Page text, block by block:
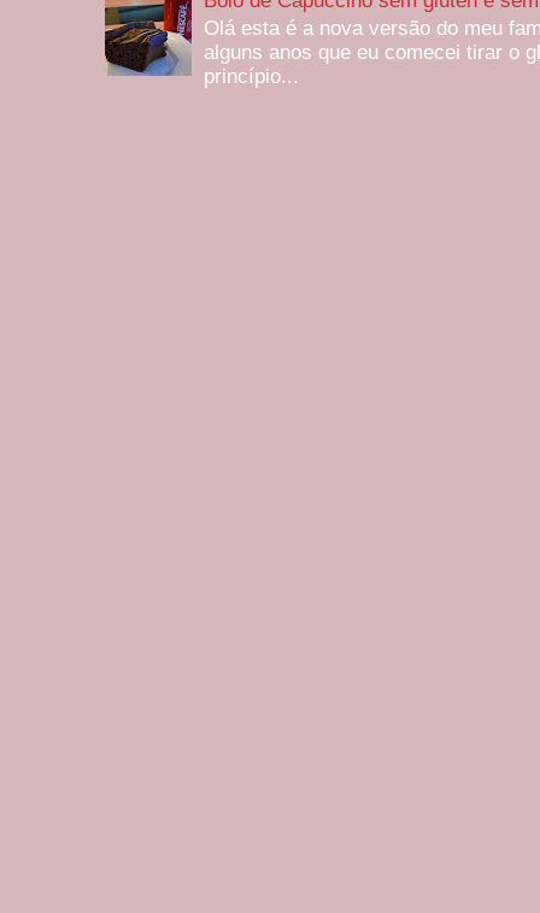
Olá esta é a nova versão do meu
alguns anos que eu comecei tirar o
princípio...